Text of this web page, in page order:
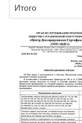
Итого